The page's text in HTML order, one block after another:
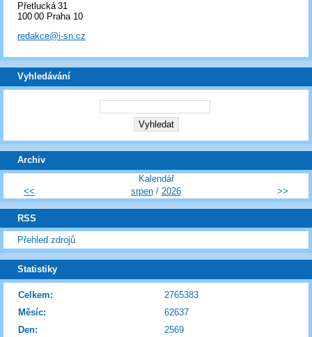
Přetlucká 31
100 00 Praha 10
redakce@i-sn.cz
Vyhledávání
Archiv
Kalendář
<<
srpen/ 2026 >>
RSS
Přehled zdrojů
Statistiky
Celkem:
2765383
Měsíc:
62637
Den:
2569